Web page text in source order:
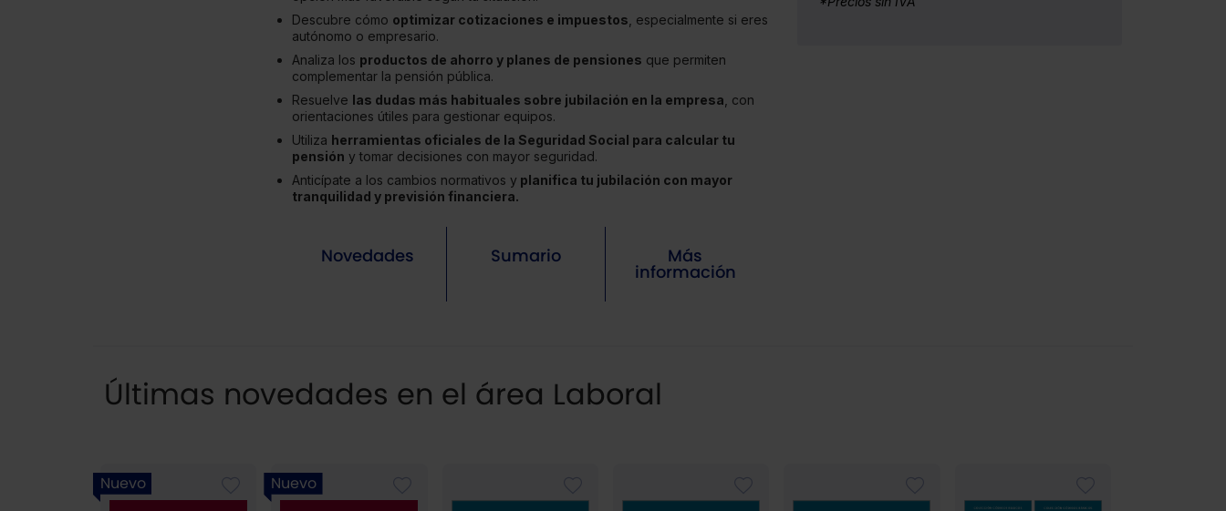
Descubre cómo optimizar cotizaciones e impuestos , especialmente si eres
autónomo o empresario.
Analiza los productos de ahorro y planes de pensiones que permiten
complementar la pensión pública.
Resuelve las dudas más habituales sobre jubilación en la empresa , con
orientaciones útiles para gestionar equipos.
Utiliza herramientas oficiales de la Seguridad Social para calcular tu
pensión y tomar decisiones con mayor seguridad.
Anticípate a los cambios normativos y planifica tu jubilación con mayor
tranquilidad y previsión financiera.
Novedades Sumario Más
información
Últimas novedades en el área Laboral
Nuevo Nuevo